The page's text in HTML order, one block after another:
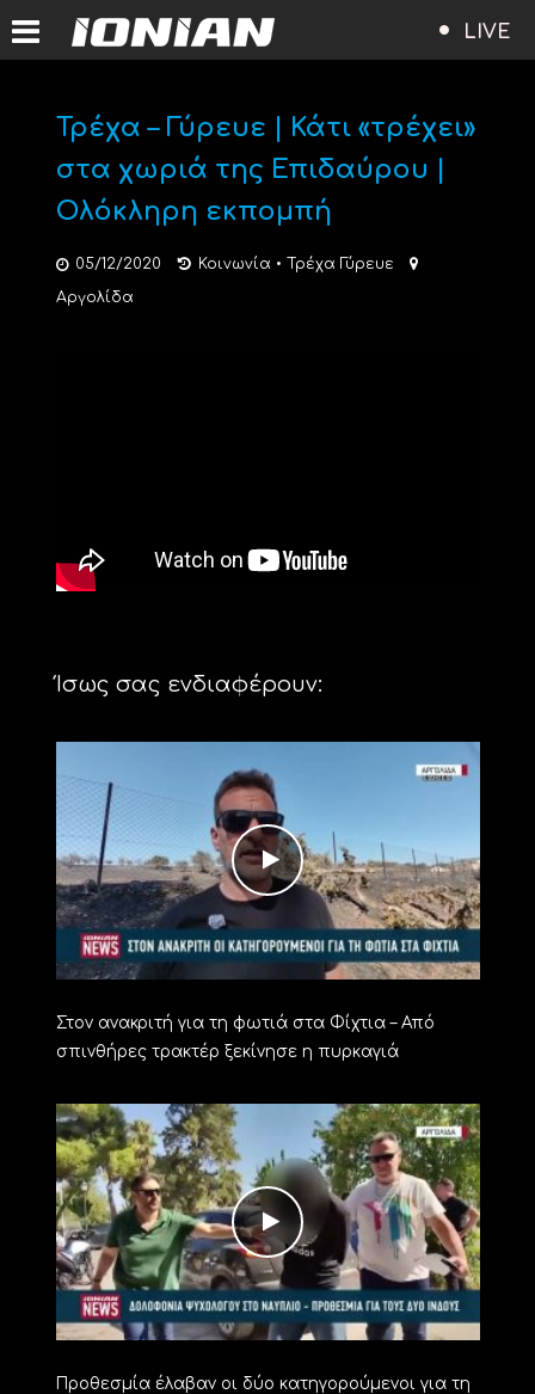
LIVE
Τρέχα – Γύρευε | Κάτι «τρέχει»
στα χωριά της Επιδαύρου |
Ολόκληρη εκπομπή
05/12/2020 Κοινωνία •
Τρέχα Γύρευε
Αργολίδα
Ίσως σας ενδιαφέρουν:
Στον ανακριτή για τη φωτιά στα Φίχτια – Από
σπινθήρες τρακτέρ ξεκίνησε η πυρκαγιά
Προθεσμία έλαβαν οι δύο κατηγορούμενοι για τη